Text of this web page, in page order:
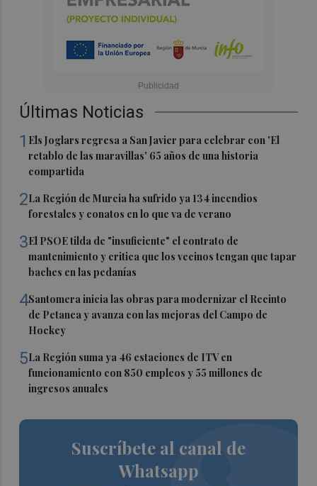
Últimas Noticias
1 Els Joglars regresa a San Javier para celebrar con 'El
retablo de las maravillas' 65 años de una historia
compartida
2La Región de Murcia ha sufrido ya 134 incendios
forestales y conatos en lo que va de verano
3El PSOE tilda de "insuficiente" el contrato de
mantenimiento y critica que los vecinos tengan que tapar
baches en las pedanías
4Santomera inicia las obras para modernizar el Recinto
de Petanca y avanza con las mejoras del Campo de
Hockey
5La Región suma ya 46 estaciones de ITV en
funcionamiento con 850 empleos y 55 millones de
ingresos anuales
Suscríbete al canal de
Whatsapp